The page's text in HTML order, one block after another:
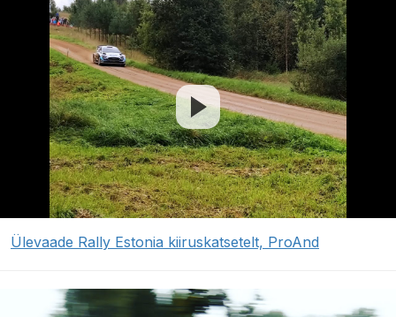
Ülevaade Rally Estonia kiiruskatsetelt, ProAnd